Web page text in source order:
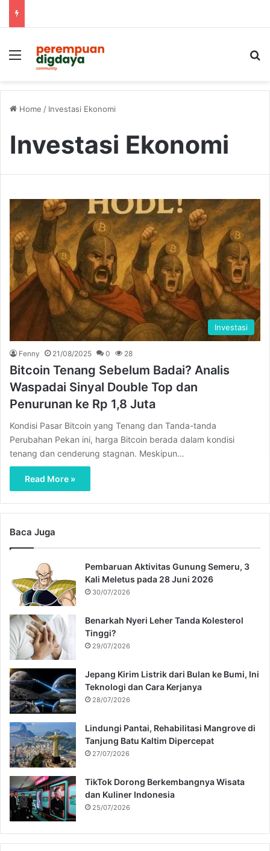
Menu
Home / Investasi Ekonomi
Investasi Ekonomi
Investasi
Fenny 21/08/2025 0 28
Bitcoin Tenang Sebelum Badai? Analis
Waspadai Sinyal Double Top dan
Penurunan ke Rp 1,8 Juta
Kondisi Pasar Bitcoin yang Tenang dan Tanda-tanda
Perubahan Pekan ini, harga Bitcoin berada dalam kondisi
tenang dan cenderung stagnan. Meskipun…
Read More »
Baca Juga
Pembaruan Aktivitas Gunung Semeru, 3
Kali Meletus pada 28 Juni 2026
30/07/2026
Benarkah Nyeri Leher Tanda Kolesterol
Tinggi?
29/07/2026
Jepang Kirim Listrik dari Bulan ke Bumi, Ini
Teknologi dan Cara Kerjanya
28/07/2026
Lindungi Pantai, Rehabilitasi Mangrove di
Tanjung Batu Kaltim Dipercepat
27/07/2026
TikTok Dorong Berkembangnya Wisata
dan Kuliner Indonesia
25/07/2026